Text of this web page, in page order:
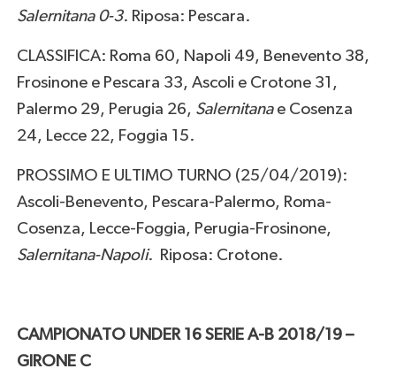
Salernitana 0-3. Riposa: Pescara.
CLASSIFICA: Roma 60, Napoli 49, Benevento 38,
Frosinone e Pescara 33, Ascoli e Crotone 31,
Palermo 29, Perugia 26, Salernitanae Cosenza
24, Lecce 22, Foggia 15.
PROSSIMO E ULTIMO TURNO (25/04/2019):
Ascoli-Benevento, Pescara-Palermo, Roma-
Cosenza, Lecce-Foggia, Perugia-Frosinone,
Salernitana-Napoli. Riposa: Crotone.
CAMPIONATO UNDER 16 SERIE A-B 2018/19 –
GIRONE C